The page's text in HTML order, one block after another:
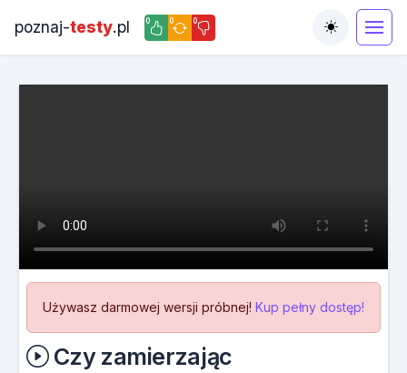
poznaj-testy.pl 0 0 0
Toggle
Używasz darmowej wersji próbnej! Kup pełny dostęp!
Czy zamierzając